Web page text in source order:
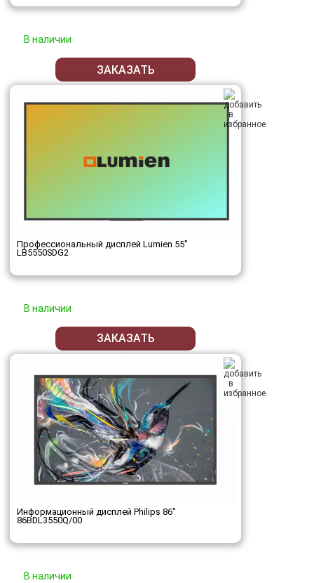
В наличии
ЗАКАЗАТЬ
Профессиональный дисплей Lumien 55"
LB5550SDG2
В наличии
ЗАКАЗАТЬ
Информационный дисплей Philips 86"
86BDL3550Q/00
В наличии